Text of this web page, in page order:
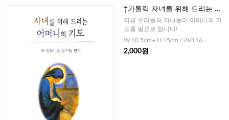
†가톨릭 자녀를 위해 드리는 어
머니의 기도
지금 우리들의 자녀들이 어머니의 기
도를 필요로 합니다!
W 10.5cm+ H 15cm / AV116
2,000원